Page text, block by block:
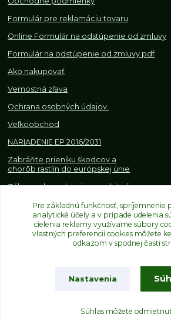
Formulár pre reklamáciu tovaru
Online Formulár na odstúpenie od zmluvy
Formulár na odstúpenie od zmluvy pdf
Ako nakupovať
Vernostná zľava
Ochrana osobných údajov
Veľkoobchod
NARIADENIE EP 2016/2031
Zabráňte prieniku škodcov a
chorôb rastlín do európskej únie
Zákazy, obmedzenia a osobitné
obchodovaní s rastlinami
Upravit sběr cookies.
Vytvorené na Eshop-
Pre základnú funkčnosť, spríjemnenie
analytické účely a v prípade udelenia
cielenia reklamy využívame súbory
vlastných preferencií cookies môžete
odkazom v spodnej časti
Nastavenia
Súhlas môžete odmietnuť